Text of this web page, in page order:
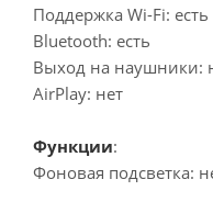
Поддержка Wi-Fi: есть
Bluetooth: есть
Выход на наушники:
AirPlay: нет
Функции:
Фоновая подсветка: